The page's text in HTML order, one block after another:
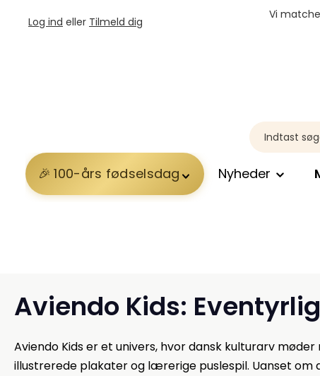
Log ind eller Tilmeld dig
Vi
100-års fødselsdag Nyheder
Aviendo Kids:
Aviendo Kids er et univers, hvor dansk kulturarv
illustrerede plakater og lærerige puslespil. Uanset om